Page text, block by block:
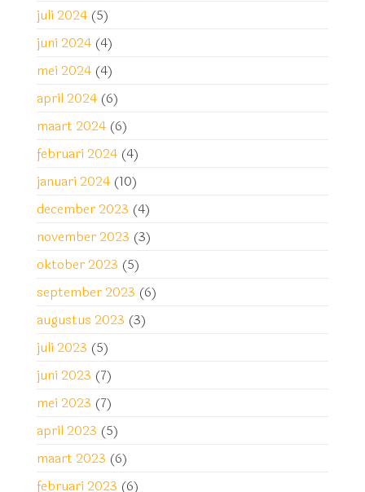
juli 2024 (5)
juni 2024 (4)
mei 2024 (4)
april 2024 (6)
maart 2024 (6)
februari 2024 (4)
januari 2024 (10)
december 2023 (4)
november 2023 (3)
oktober 2023 (5)
september 2023 (6)
augustus 2023 (3)
juli 2023 (5)
juni 2023 (7)
mei 2023 (7)
april 2023 (5)
maart 2023 (6)
februari 2023 (6)